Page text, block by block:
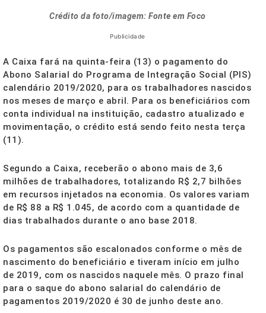
Crédito da foto/imagem: Fonte em Foco
Publicidade
A Caixa fará na quinta-feira (13) o pagamento do
Abono Salarial do Programa de Integração Social (PIS)
calendário 2019/2020, para os trabalhadores nascidos
nos meses de março e abril. Para os beneficiários com
conta individual na instituição, cadastro atualizado e
movimentação, o crédito está sendo feito nesta terça
(11).
Segundo a Caixa, receberão o abono mais de 3,6
milhões de trabalhadores, totalizando R$ 2,7 bilhões
em recursos injetados na economia. Os valores variam
de R$ 88 a R$ 1.045, de acordo com a quantidade de
dias trabalhados durante o ano base 2018.
Os pagamentos são escalonados conforme o mês de
nascimento do beneficiário e tiveram início em julho
de 2019, com os nascidos naquele mês. O prazo final
para o saque do abono salarial do calendário de
pagamentos 2019/2020 é 30 de junho deste ano.